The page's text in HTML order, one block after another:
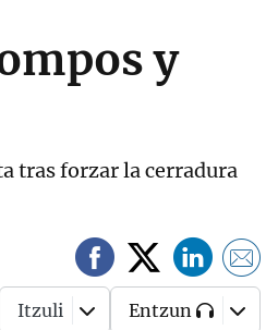
y
tras forzar la cerradura
Itzuli Entzun